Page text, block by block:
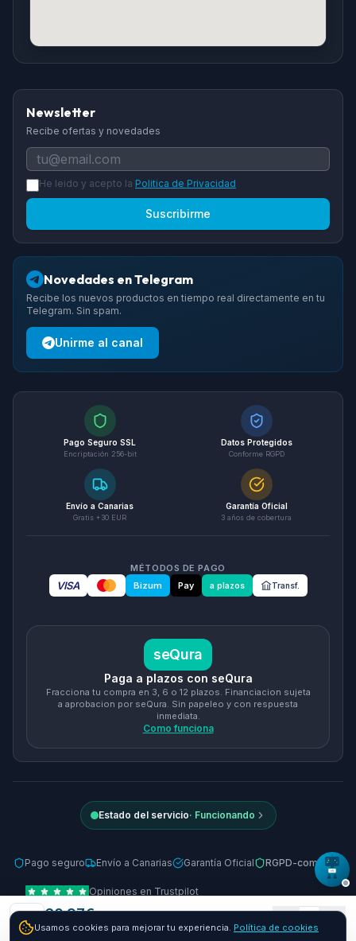
60.97€
Envío GRATIS 24-48h
Newsletter
Recibe ofertas y novedades
He leido y acepto la Politica de Privacidad
Suscribirme
Novedades en Telegram
Recibe los nuevos productos en tiempo real directamente en tu
Telegram. Sin spam.
Unirme al canal
Pago Seguro SSL
Encriptación 256-bit
Datos Protegidos
Conforme RGPD
Envío a Canarias
Gratis +30 EUR
Garantía Oficial
3 años de cobertura
MÉTODOS DE PAGO
VISA Bizum Pay a plazos Transf.
seQura
Paga a plazos con seQura
Fracciona tu compra en 3, 6 o 12 plazos. Financiacion sujeta
a aprobacion por seQura. Sin papeleo y con respuesta
inmediata.
Como funciona
Estado del servicio· Funcionando
Pago seguro Envío a Canarias Garantía Oficial RGPD-compliant
Opiniones en Trustpilot
© 2026 Tienda Online Canarias.
Usamos cookies para mejorar tu experiencia. Política de cookies